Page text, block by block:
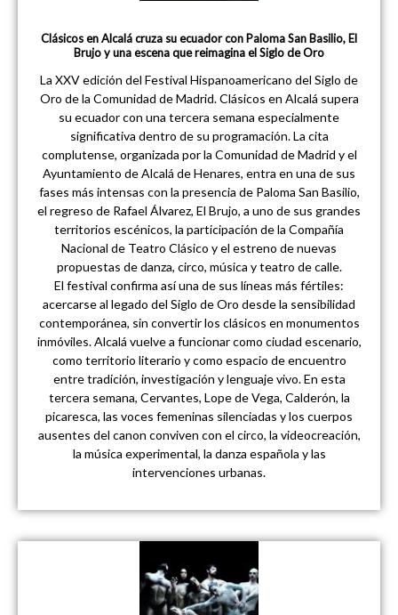
Clásicos en Alcalá cruza su ecuador con Paloma San Basilio, El
Brujo y una escena que reimagina el Siglo de Oro
La XXV edición del Festival Hispanoamericano del Siglo de
Oro de la Comunidad de Madrid. Clásicos en Alcalá supera
su ecuador con una tercera semana especialmente
significativa dentro de su programación. La cita
complutense, organizada por la Comunidad de Madrid y el
Ayuntamiento de Alcalá de Henares, entra en una de sus
fases más intensas con la presencia de Paloma San Basilio,
el regreso de Rafael Álvarez, El Brujo, a uno de sus grandes
territorios escénicos, la participación de la Compañía
Nacional de Teatro Clásico y el estreno de nuevas
propuestas de danza, circo, música y teatro de calle.
El festival confirma así una de sus líneas más fértiles:
acercarse al legado del Siglo de Oro desde la sensibilidad
contemporánea, sin convertir los clásicos en monumentos
inmóviles. Alcalá vuelve a funcionar como ciudad escenario,
como territorio literario y como espacio de encuentro
entre tradición, investigación y lenguaje vivo. En esta
tercera semana, Cervantes, Lope de Vega, Calderón, la
picaresca, las voces femeninas silenciadas y los cuerpos
ausentes del canon conviven con el circo, la videocreación,
la música experimental, la danza española y las
intervenciones urbanas.